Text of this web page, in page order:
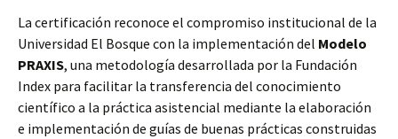
La certificación reconoce el compromiso institucional de la
Universidad El Bosque con la implementación del Modelo
PRAXIS, una metodología desarrollada por la Fundación
Index para facilitar la transferencia del conocimiento
científico a la práctica asistencial mediante la elaboración
e implementación de guías de buenas prácticas construidas